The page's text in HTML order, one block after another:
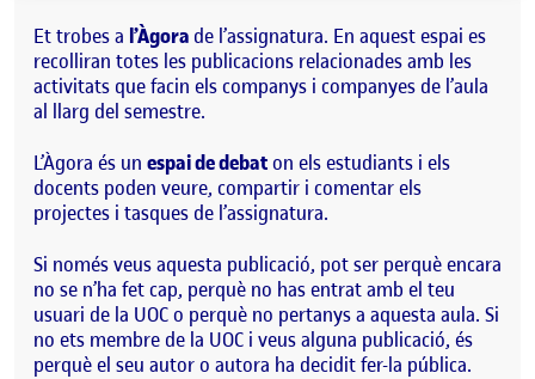
Et trobes a l’Àgora de l’assignatura. En aquest espai es
recolliran totes les publicacions relacionades amb les
activitats que facin els companys i companyes de l’aula
al llarg del semestre.
L’Àgora és un espai de debaton els estudiants i els
docents poden veure, compartir i comentar els
projectes i tasques de l’assignatura.
Si només veus aquesta publicació, pot ser perquè encara
no se n’ha fet cap, perquè no has entrat amb el teu
usuari de la UOC o perquè no pertanys a aquesta aula. Si
no ets membre de la UOC i veus alguna publicació, és
perquè el seu autor o autora ha decidit fer-la pública.